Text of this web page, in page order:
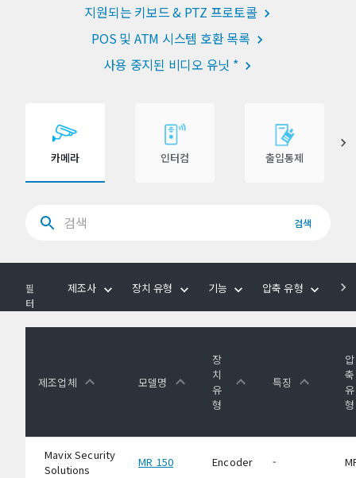
지원되는 키보드 & PTZ 프로토콜
POS 및 ATM 시스템 호환 목록
사용 중지된 비디오 유닛 *
카메라 인터컴 출입통제
검색
필
터
제조사 장치 유형 기능 압축 유형 음
제조업체 모델명
장
치
유
형
특징
압
축
유
형
Mavix Security
Solutions
MR 150 Encoder -